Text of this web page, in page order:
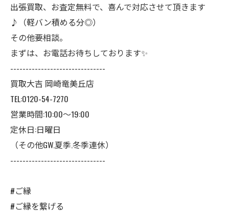
出張買取、お査定無料で、喜んで対応させて頂きます
♪（軽バン積める分◎）
その他要相談。
まずは、お電話お待ちしております✨
-------------------------------
買取大吉 岡崎竜美丘店
TEL:0120-54-7270
営業時間:10:00〜19:00
定休日:日曜日
（その他GW.夏季.冬季連休）
-------------------------------
#ご縁
#ご縁を繋げる